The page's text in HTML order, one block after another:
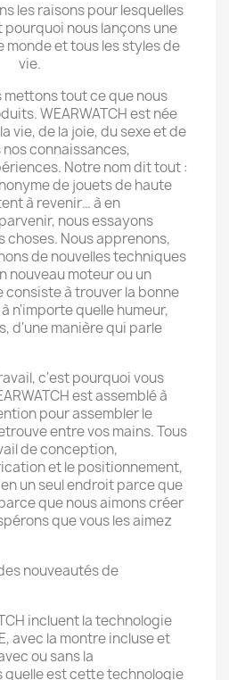
les raisons pour lesquelles
pourquoi nous lançons une
monde et tous les styles de
vie.
mettons tout ce que nous
WEARWATCH est née
vie, de la joie, du sexe et de
connaissances,
Notre nom dit tout :
de jouets de haute
à revenir… à en
nous essayons
choses. Nous apprenons,
de nouvelles techniques
nouveau moteur ou un
consiste à trouver la bonne
n'importe quelle humeur,
d'une manière qui parle
c'est pourquoi vous
est assemblé à
pour assembler le
entre vos mains. Tous
de conception,
et le positionnement,
un seul endroit parce que
que nous aimons créer
que vous les aimez
nouveautés de
incluent la technologie
avec la montre incluse et
ou sans la
quelle est cette technologie